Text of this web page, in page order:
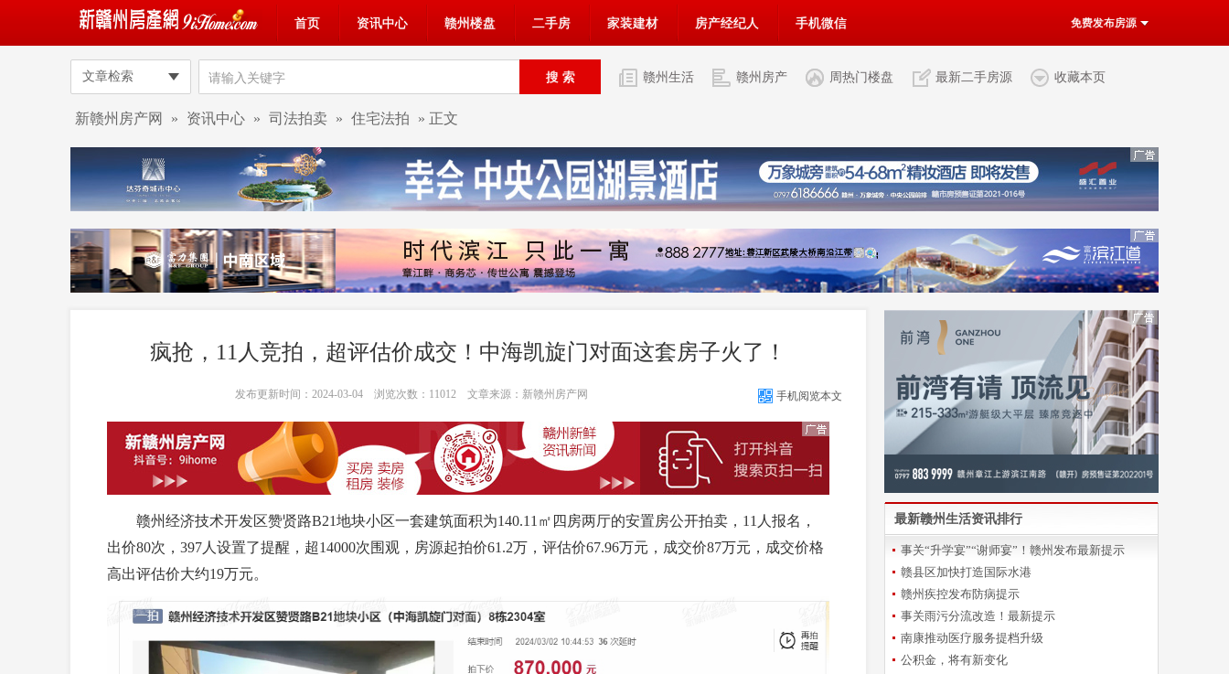
首页 资讯中心 赣州楼盘 二手房 家装建材 房产经纪人 手机微信 免费发布房源
文章检索 赣州生活 赣州房产 周热门楼盘 最新二手房源 收藏本页
新赣州房产网 » 资讯中心 » 司法拍卖 » 住宅法拍 » 正文
疯抢，11人竞拍，超评估价成交！中海凯旋门对面这套房子火了！
发布更新时间：2024-03-04 浏览次数： 11012文章来源：新赣州房产网 手机阅览本文
赣州经济技术开发区赞贤路B21地块小区一套建筑面积为140.11㎡四房两厅的安置房公开拍卖，11人报名，
出价80次，397人设置了提醒，超14000次围观，房源起拍价61.2万，评估价67.96万元，成交价87万元，成交价格
高出评估价大约19万元。
最新赣州生活资讯排行
事关“升学宴”“谢师宴”！赣州发布最新提示
赣县区加快打造国际水港
赣州疾控发布防病提示
事关雨污分流改造！最新提示
南康推动医疗服务提档升级
公积金，将有新变化